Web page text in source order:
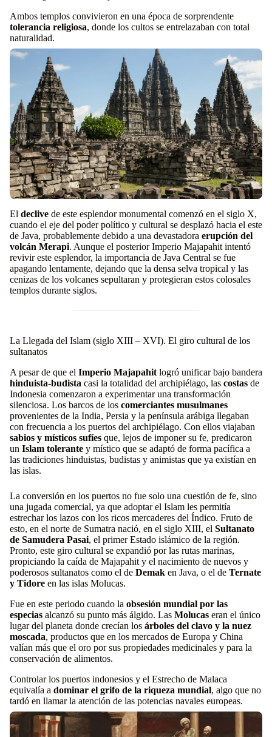
Ambos templos convivieron en una época de sorprendente
tolerancia religiosa, donde los cultos se entrelazaban con total
naturalidad.
El declive de este esplendor monumental comenzó en el siglo X,
cuando el eje del poder político y cultural se desplazó hacia el este
de Java, probablemente debido a una devastadora erupción del
volcán Merapi. Aunque el posterior Imperio Majapahit intentó
revivir este esplendor, la importancia de Java Central se fue
apagando lentamente, dejando que la densa selva tropical y las
cenizas de los volcanes sepultaran y protegieran estos colosales
templos durante siglos.
La Llegada del Islam (siglo XIII – XVI). El giro cultural de los
sultanatos
A pesar de que el Imperio Majapahit logró unificar bajo bandera
hinduista-budista casi la totalidad del archipiélago, las costas de
Indonesia comenzaron a experimentar una transformación
silenciosa. Los barcos de los comerciantes musulmanes
provenientes de la India, Persia y la península arábiga llegaban
con frecuencia a los puertos del archipiélago. Con ellos viajaban
sabios y místicos sufíes que, lejos de imponer su fe, predicaron
un Islam tolerante y místico que se adaptó de forma pacífica a
las tradiciones hinduistas, budistas y animistas que ya existían en
las islas.
La conversión en los puertos no fue solo una cuestión de fe, sino
una jugada comercial, ya que adoptar el Islam les permitía
estrechar los lazos con los ricos mercaderes del Índico. Fruto de
esto, en el norte de Sumatra nació, en el siglo XIII, el Sultanato
de Samudera Pasai, el primer Estado islámico de la región.
Pronto, este giro cultural se expandió por las rutas marinas,
propiciando la caída de Majapahit y el nacimiento de nuevos y
poderosos sultanatos como el de Demak en Java, o el de Ternate
y Tidore en las islas Molucas.
Fue en este periodo cuando la obsesión mundial por las
especias alcanzó su punto más álgido. Las Molucas eran el único
lugar del planeta donde crecían los árboles del clavo y la nuez
moscada, productos que en los mercados de Europa y China
valían más que el oro por sus propiedades medicinales y para la
conservación de alimentos.
Controlar los puertos indonesios y el Estrecho de Malaca
equivalía a dominar el grifo de la riqueza mundial, algo que no
tardó en llamar la atención de las potencias navales europeas.